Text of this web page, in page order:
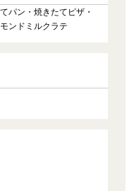
パン・焼きたてピザ・
ンドミルクラテ